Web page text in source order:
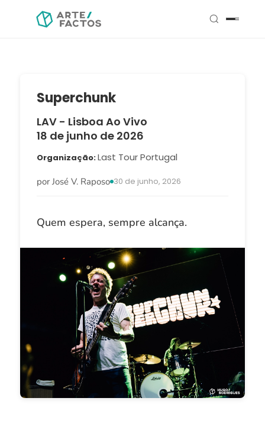
Superchunk
LAV - Lisboa Ao Vivo
18 de junho de 2026
Organização Last Tour Portugal
por José V. Raposo 30 de junho, 2026
Quem espera, sempre alcança.